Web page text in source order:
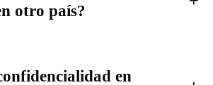
otro país?
en